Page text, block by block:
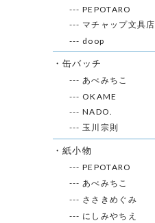
--- PEPOTARO
--- マチャップ文具店
--- doop
・缶バッチ
--- あべみちこ
--- OKAME
--- NADO.
--- 玉川宗則
・紙小物
--- PEPOTARO
--- あべみちこ
--- ささきめぐみ
--- にしみやちえ